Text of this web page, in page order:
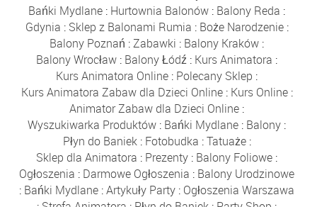
Bańki Mydlane : Hurtownia Balonów : Balony Reda :
Gdynia : Sklep z Balonami Rumia : Boże Narodzenie:
Balony Poznań :Zabawki : Balony Kraków :
Balony Wrocław : Balony Łódź : Kurs Animatora :
Kurs Animatora Online : Polecany Sklep :
Kurs Animatora Zabaw dla Dzieci Online: Kurs Online:
Animator Zabaw dla Dzieci Online :
Wyszukiwarka Produktów : Bańki Mydlane : Balony :
Płyn do Baniek: Fotobudka :Tatuaże:
Sklep dla Animatora : Prezenty : Balony Foliowe :
Ogłoszenia : Darmowe Ogłoszenia : Balony Urodzinowe
: Bańki Mydlane :Artykuły Party : Ogłoszenia Warszawa